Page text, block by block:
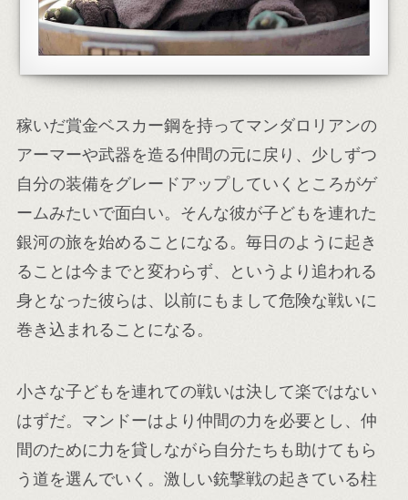
稼いだ賞金ベスカー鋼を持ってマンダロリアンの
アーマーや武器を造る仲間の元に戻り、少しずつ
自分の装備をグレードアップしていくところがゲ
ームみたいで面白い。そんな彼が子どもを連れた
銀河の旅を始めることになる。毎日のように起き
ることは今までと変わらず、というより追われる
身となった彼らは、以前にもまして危険な戦いに
巻き込まれることになる。
小さな子どもを連れての戦いは決して楽ではない
はずだ。マンドーはより仲間の力を必要とし、仲
間のために力を貸しながら自分たちも助けてもら
う道を選んでいく。激しい銃撃戦の起きている柱